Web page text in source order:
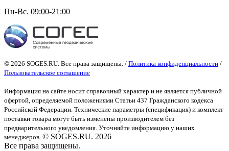
Пн-Вс. 09:00-21:00
© 2026 SOGES.RU. Все права защищены. / Политика конфиденциальности /
Пользовательское соглашение
Информация на сайте носит справочный характер и не является публичной
офертой, определяемой положениями Статьи 437 Гражданского кодекса
Российской Федерации. Технические параметры (спецификация) и комплект
поставки товара могут быть изменены производителем без
предварительного уведомления. Уточняйте информацию у наших
менеджеров. © SOGES.RU. 2026
Все права защищены.